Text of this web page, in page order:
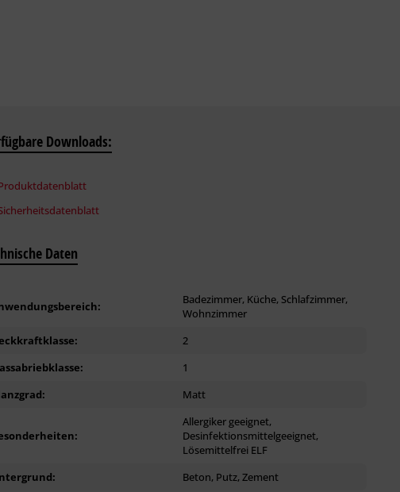
Downloads:
Daten
Badezimmer, Küche, Schlafzimmer,
Wohnzimmer
2
1
Matt
Allergiker geeignet,
Desinfektionsmittelgeeignet,
Lösemittelfrei ELF
Beton, Putz, Zement